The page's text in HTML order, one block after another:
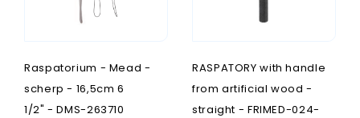
Raspatorium - Mead -
scherp - 16,5cm 6
1/2" - DMS-263710
RASPATORY with handle
from artificial wood -
straight - FRIMED-024-